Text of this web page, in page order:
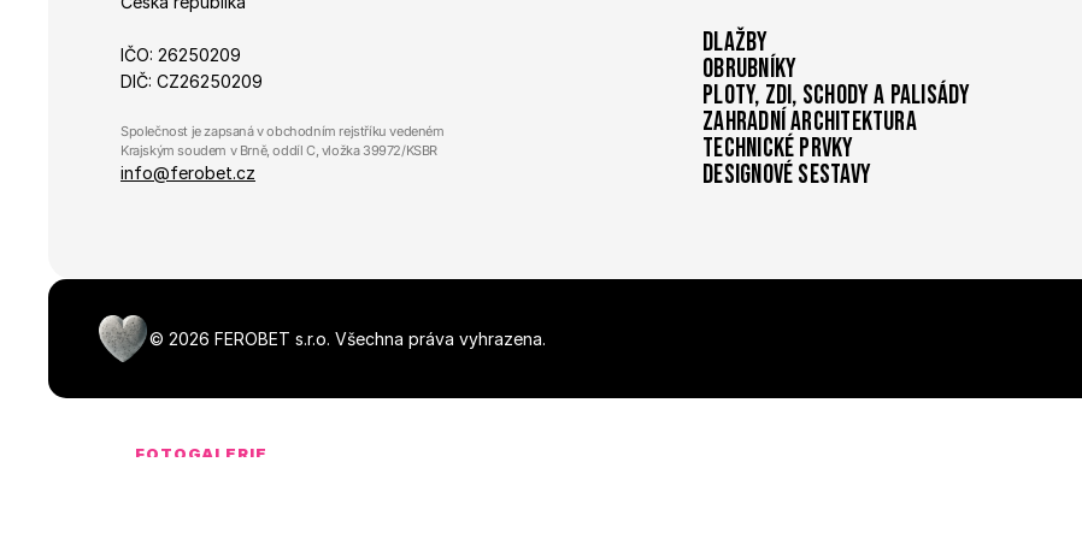
IČO: 26250209
DIČ: CZ26250209
Společnost je zapsaná v obchodním rejstříku vedeném
Krajským soudem v Brně, oddíl C, vložka 39972/KSBR
info@ferobet.cz
Dlažby
Obrubníky
Ploty, zdi, schody a palisády
Zahradní architektura
Technické prvky
Designové sestavy
© 2026 FEROBET s.r.o. Všechna práva vyhrazena.
FOTOGALERIE